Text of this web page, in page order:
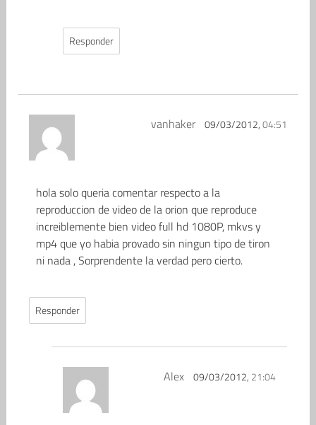
Responder
vanhaker 09/03/2012,04:51
hola solo queria comentar respecto a la
reproduccion de video de la orion que reproduce
increiblemente bien video full hd 1080P, mkvs y
mp4 que yo habia provado sin ningun tipo de tiron
ni nada , Sorprendente la verdad pero cierto.
Responder
Alex 09/03/2012, 21:04